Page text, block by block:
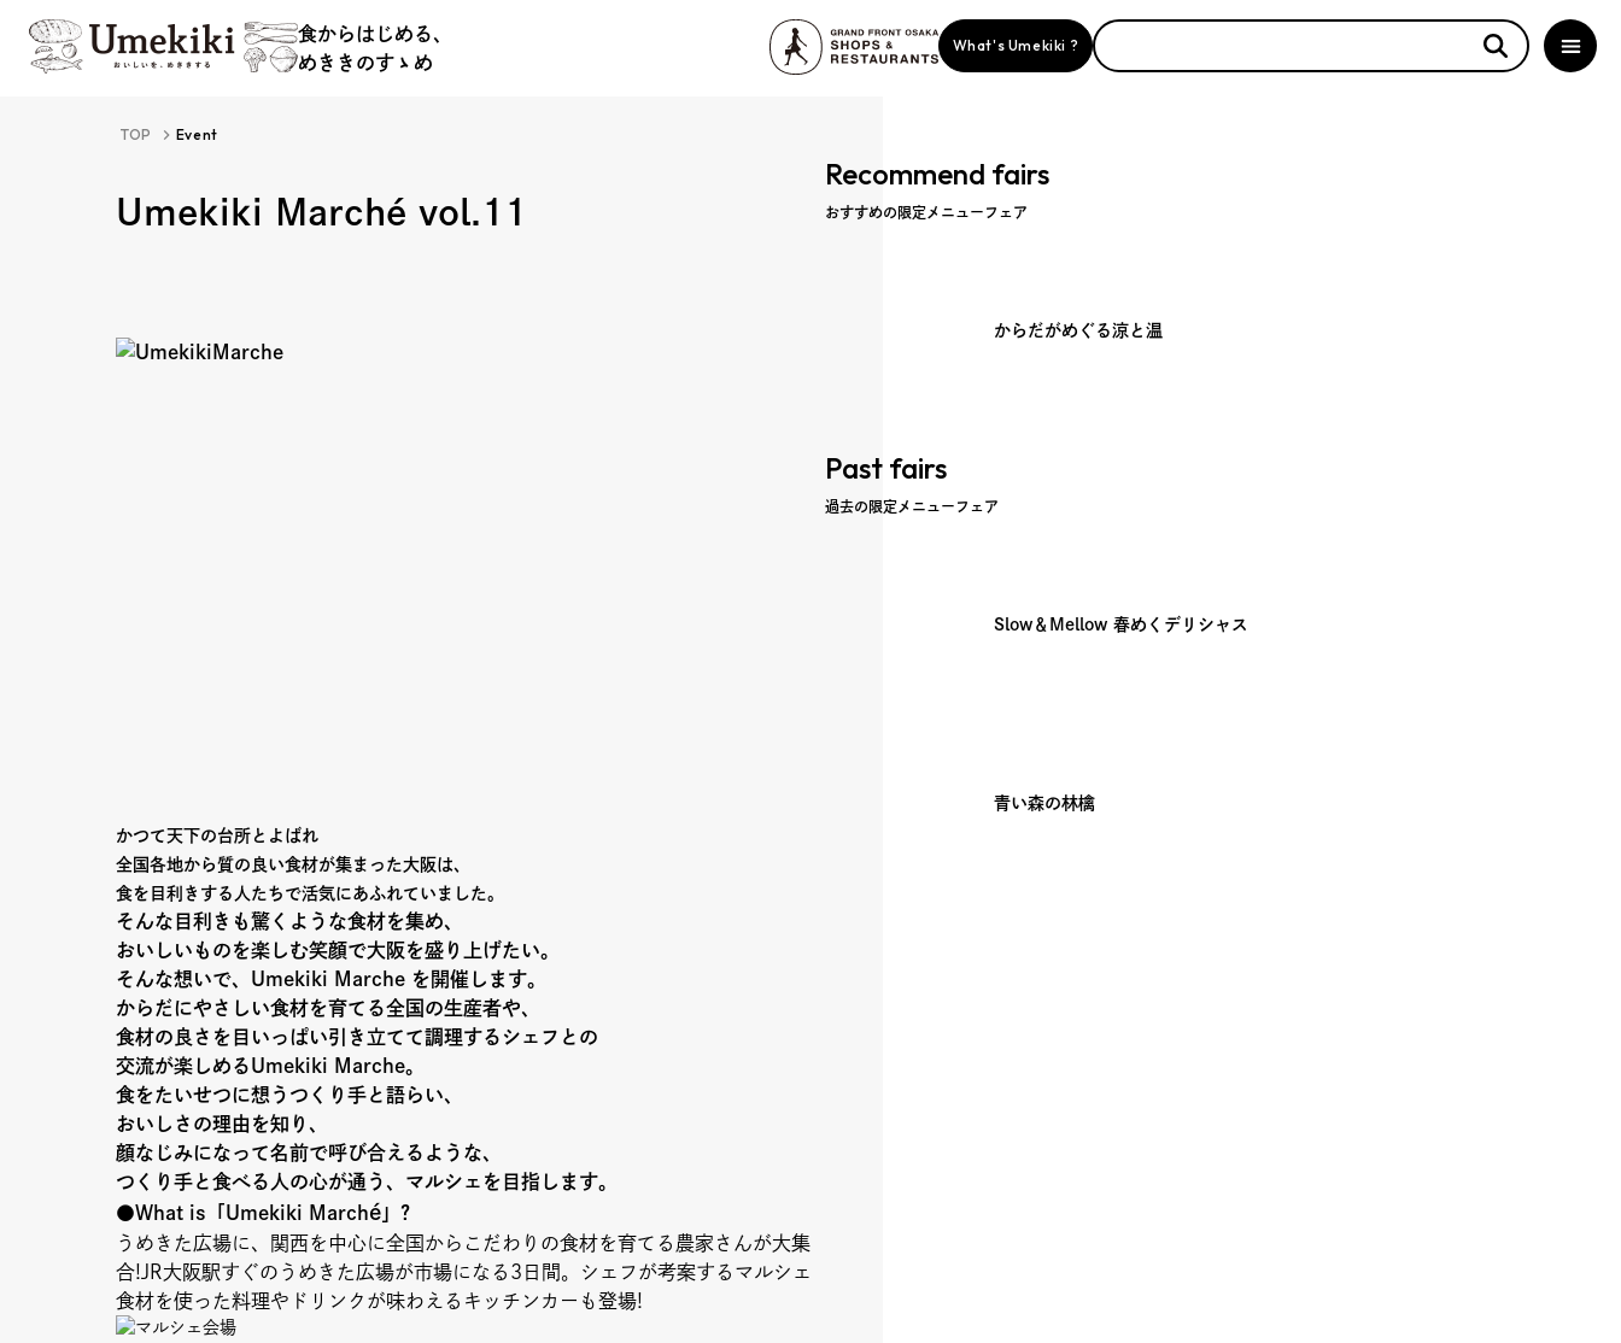
食からはじめる、
めききのすゝめ
What's Umekiki ?
Copyright (C) GRAND FRONT OSAKA. All Rights Reserved
TOP Event
Umekiki Marché vol.11
かつて天下の台所とよばれ
全国各地から質の良い食材が集まった大阪は、
食を目利きする人たちで活気にあふれていました。
そんな目利きも驚くような食材を集め、
おいしいものを楽しむ笑顔で大阪を盛り上げたい。
そんな想いで、Umekiki Marche を開催します。
からだにやさしい食材を育てる全国の生産者や、
食材の良さを目いっぱい引き立てて調理するシェフとの
交流が楽しめるUmekiki Marche。
食をたいせつに想うつくり手と語らい、
おいしさの理由を知り、
顔なじみになって名前で呼び合えるような、
つくり手と食べる人の心が通う、マルシェを目指します。
●What is「Umekiki Marché」?
うめきた広場に、関西を中心に全国からこだわりの食材を育てる農家さんが大集
合!JR大阪駅すぐのうめきた広場が市場になる3日間。シェフが考案するマルシェ
食材を使った料理やドリンクが味わえるキッチンカーも登場!
Recommend fairs
おすすめの限定メニューフェア
からだがめぐる涼と温
Past fairs
過去の限定メニューフェア
Slow＆Mellow 春めくデリシャス
青い森の林檎